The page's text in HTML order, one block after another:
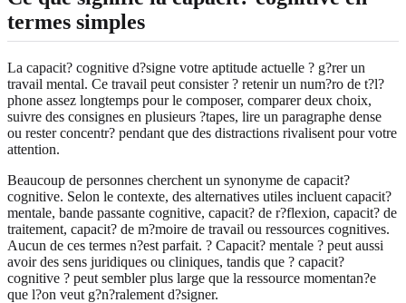
termes simples
La capacit? cognitive d?signe votre aptitude actuelle ? g?rer un
travail mental. Ce travail peut consister ? retenir un num?ro de t?l?
phone assez longtemps pour le composer, comparer deux choix,
suivre des consignes en plusieurs ?tapes, lire un paragraphe dense
ou rester concentr? pendant que des distractions rivalisent pour votre
attention.
Beaucoup de personnes cherchent un synonyme de capacit?
cognitive. Selon le contexte, des alternatives utiles incluent capacit?
mentale, bande passante cognitive, capacit? de r?flexion, capacit? de
traitement, capacit? de m?moire de travail ou ressources cognitives.
Aucun de ces termes n?est parfait. ? Capacit? mentale ? peut aussi
avoir des sens juridiques ou cliniques, tandis que ? capacit?
cognitive ? peut sembler plus large que la ressource momentan?e
que l?on veut g?n?ralement d?signer.